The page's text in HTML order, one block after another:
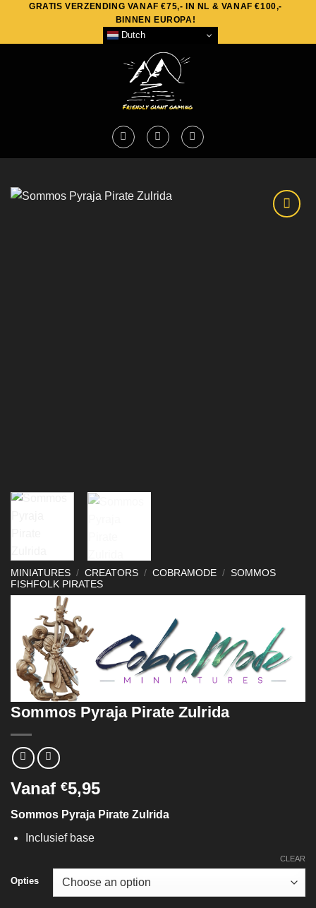
content
GRATIS VERZENDING VANAF €75,- IN NL & VANAF €100,-
BINNEN EUROPA!
Dutch
MINIATURES / CREATORS / COBRAMODE / SOMMOS
FISHFOLK PIRATES
Sommos Pyraja Pirate Zulrida
Vanaf €5,95
Sommos Pyraja Pirate Zulrida
Inclusief base
Opties
CLEAR